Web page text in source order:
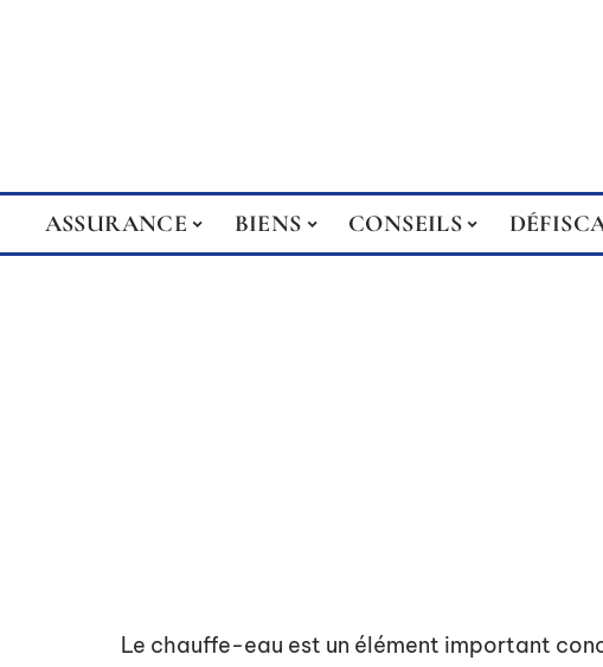
ASSURANCE BIENS CONSEILS
Le chauffe-eau est un élément important